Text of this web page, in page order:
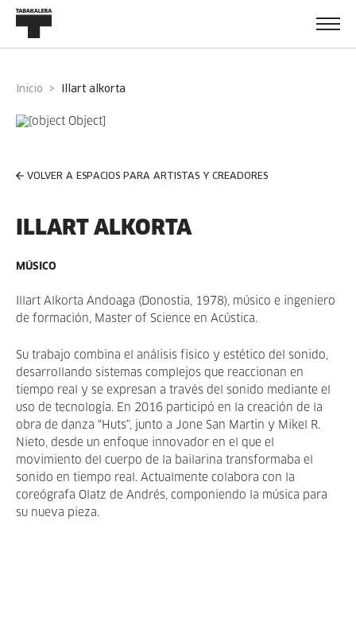
Inicio illart alkorta
VOLVER A ESPACIOS PARA ARTISTAS Y CREADORES
ILLART ALKORTA
MÚSICO
Illart Alkorta Andoaga (Donostia, 1978), músico e ingeniero
de formación, Master of Science en Acústica.
Su trabajo combina el análisis físico y estético del sonido,
desarrollando sistemas complejos que reaccionan en
tiempo real y se expresan a través del sonido mediante el
uso de tecnología. En 2016 participó en la creación de la
obra de danza “Huts”, junto a Jone San Martin y Mikel R.
Nieto, desde un enfoque innovador en el que el
movimiento del cuerpo de la bailarina transformaba el
sonido en tiempo real. Actualmente colabora con la
coreógrafa Olatz de Andrés, componiendo la música para
su nueva pieza.